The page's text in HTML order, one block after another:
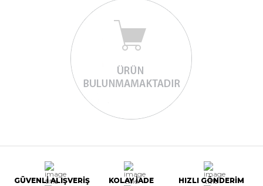
GÜVENLİ ALIŞVERİŞ KOLAY İADE HIZLI GÖNDERİM